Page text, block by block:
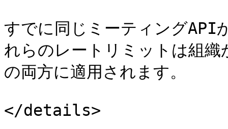
すでに同じミーティングAPI
れらのレートリミットは組
の両方に適用されます。
</details>